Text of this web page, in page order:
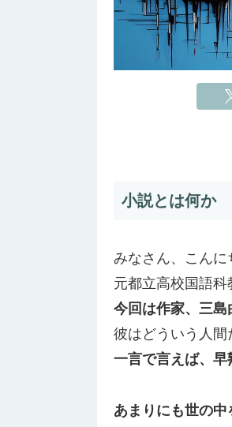
小説とは何か
みなさん、こんに
元都立高校国語科
今回は作家、三島
彼はどういう人間
一言で言えば、早
あまりにも世の